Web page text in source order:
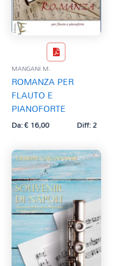
MANGANI M.
ROMANZA PER
FLAUTO E
PIANOFORTE
Da:€16,00 Diff: 2